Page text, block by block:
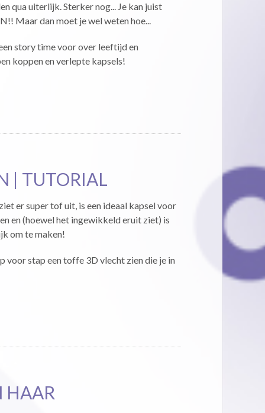
qua uiterlijk. Sterker nog... Je kan juist
Maar dan moet je wel weten hoe...
story time voor over leeftijd en
koppen en verlepte kapsels!
| TUTORIAL
er super tof uit, is een ideaal kapsel voor
en (hoewel het ingewikkeld eruit ziet) is
om te maken!
voor stap een toffe 3D vlecht zien die je in
HAAR